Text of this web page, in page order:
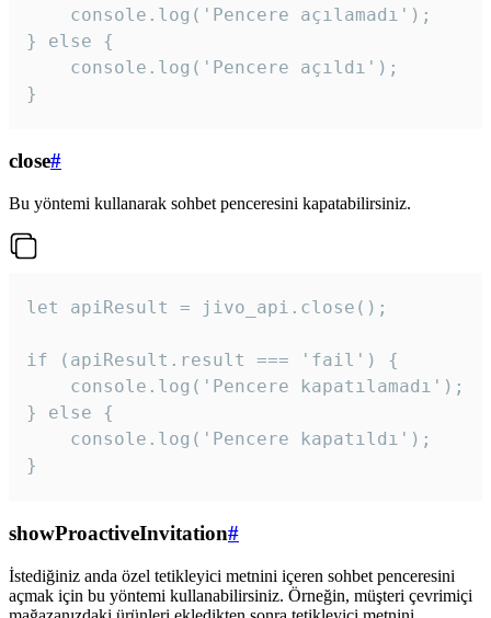
    console.log('Pencere açılamadı');
} else {
    console.log('Pencere açıldı');
}
close#
Bu yöntemi kullanarak sohbet penceresini kapatabilirsiniz.
let apiResult = jivo_api.close();
if (apiResult.result === 'fail') {
    console.log('Pencere kapatılamadı');
} else {
    console.log('Pencere kapatıldı');
}
showProactiveInvitation#
İstediğiniz anda özel tetikleyici metnini içeren sohbet penceresini
açmak için bu yöntemi kullanabilirsiniz. Örneğin, müşteri çevrimiçi